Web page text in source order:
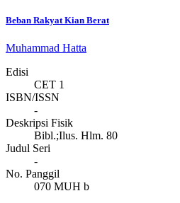
Beban Rakyat Kian Berat
Muhammad Hatta
Edisi
CET 1
ISBN/ISSN
-
Deskripsi Fisik
Bibl.;Ilus. Hlm. 80
Judul Seri
-
No. Panggil
070 MUH b